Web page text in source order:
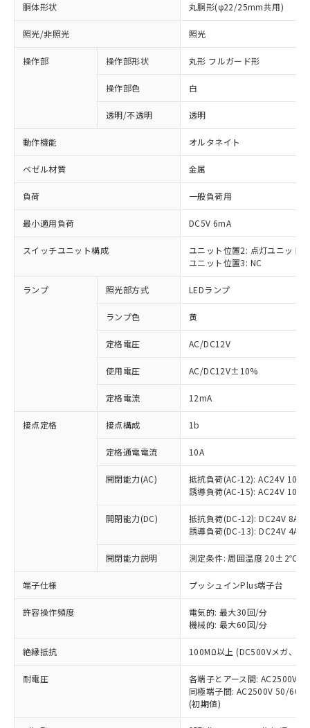
胴体形状 丸胴形(φ22/25mm共用)
照光/非照光 照光
操作部 操作部形状 丸形 フルガード形
操作部色 白
透明/不透明 透明
動作機能 オルタネイト
ベゼル材質 金属
負荷 一般負荷用
最小適用負荷 DC5V 6mA
スイッチユニット構成
ユニット位置2: 点灯ユニット
ユニット位置3: NC
ランプ 照光部方式 LEDランプ
ランプ色 黄
定格電圧 AC/DC12V
使用電圧 AC/DC12V±10%
定格電流 12mA
接点定格 接点構成 1b
定格通電電流 10A
開閉能力(AC)
抵抗負荷(AC-12): AC24V 10A/
誘導負荷(AC-15): AC24V
開閉能力(DC)
抵抗負荷(DC-12): DC24V 8A/
誘導負荷(DC-13): DC24V 4A/
開閉能力説明 測定条件: 周囲温度 20±2℃、
端子仕様 プッシュインPlus端子台
許容操作頻度
電気的: 最大30回/分
機械的: 最大60回/分
絶縁抵抗 100MΩ以上 (DC500Vメガ、点
耐電圧
各端子とアース間: AC2500V
同極端子間: AC2500V 50/
(初期値)
ご利用条件
以下の条件をお読みいただき、同意のうえ
ご利用ください。
本サービスは、当社制御機器事業取扱
商品の当社在庫状況および標準価格
(税抜)を提供させていただくもので
当社制御機器事業取扱商品の中には、
本サービスの対象外となる商品もある
ことをご了承ください。
在庫状況および標準価格照会結果は、
記載している更新日時点での社内デー
タに基づき作成されるものであり、閲
覧された時点での実際の在庫および標
準価格とは異なる場合があることをご
※1 対応状況
対応済み：EU RoHS指令（10物質）の
非含有に対応した製品が提供可能な商品で
対応予定：EU RoHS指令（10物質）の非含
有に対応した製品に切り替える予定のある
対応予定なし：EU RoHS指令（10物質）の
非含有に非対応の商品で、対応品を出す予
定はありません。
調査・確認中：EU RoHS指令（10物質）の
非含有の対応状況を調査中または確認中の
非該当品：ライセンス料など無形物で、有
害物質有無と関係のない商品です。
仕入先様の事情により、非含有部品として
いたものが、含有品と判明した場合などや
むを得ず変更することがあります。
鉛(Pb) 1000ppm以下、 水銀(Hg) 1000ppm以下、 カド
六価クロム(Cr(Ⅵ)) 1000ppm以下、ポリ臭化ビフェニル
類(PBB) 1000ppm以下、ポリ臭化ジフェニルエーテル類
(PBDE) 1000ppm以下、フタル酸ビス(2-エチルヘキシ
※1 中国RoHS○×表
「○」：最大均質材料含有率が中国RoHSの
基準値以下であることを示します。
「×」：最大均質材料含有率が中国RoHSの
基準値を超えていることを示します。
「－」：未確認です。当社販売部門へお問
い合わせください。
*中国RoHS10物質の基準値 (GB/T26572)：
Pb(鉛) :1000ppm、 Hg(水銀) : 1000ppm、 Cd(カドミウ
Cr(Ⅵ)(六価クロム) : 1000ppm、 PBBs(ポリ臭化ビフェ
当社は、これら貴社製品のうち、外国
為替および外国貿易法に定める商品
（以下｢規制貨物等」という）を輸出
国政府の輸出許可(または役務取引許
可)を取得するなどの必要な手続きを